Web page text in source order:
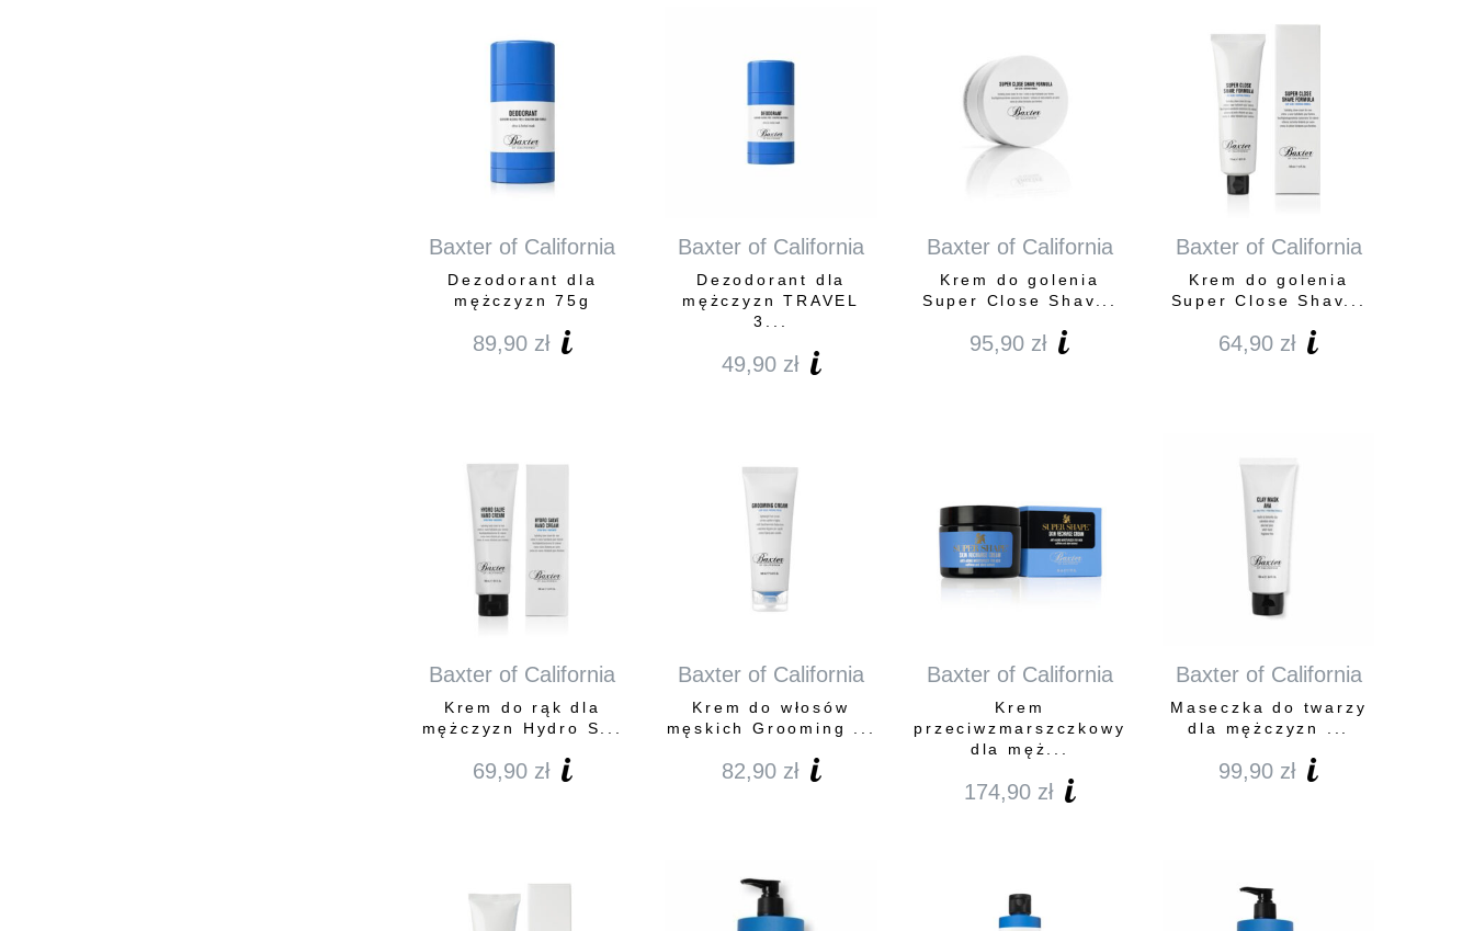
Baxter of California
Dezodorant dla
mężczyzn 75g
89,90 zł
Baxter of California
Dezodorant dla
mężczyzn TRAVEL
3...
49,90 zł
Baxter of California
Krem do golenia
Super Close Shav...
95,90 zł
Baxter of California
Krem do golenia
Super Close Shav...
64,90 zł
Baxter of California
Krem do rąk dla
mężczyzn Hydro S...
69,90 zł
Baxter of California
Krem do włosów
męskich Grooming ...
82,90 zł
Baxter of California
Krem
przeciwzmarszczkowy
dla męż...
174,90 zł
Baxter of California
Maseczka do twarzy
dla mężczyzn ...
99,90 zł